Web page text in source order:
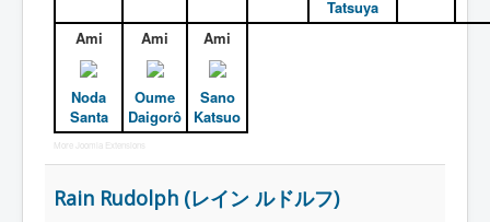
Tatsuya
Ami
Noda
Santa
Ami
Oume
Daigorô
Ami
Sano
Katsuo
More Joomla Extensions
Rain Rudolph (レイン ルドルフ)